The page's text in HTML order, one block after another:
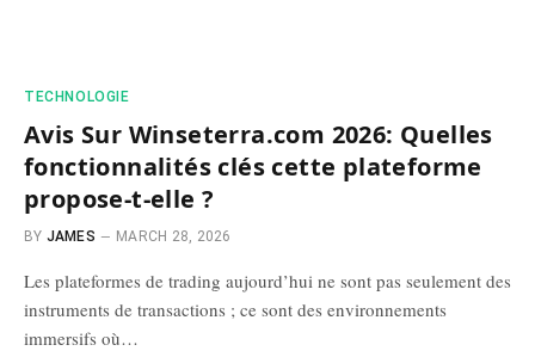
TECHNOLOGIE
Avis Sur Winseterra.com 2026: Quelles
fonctionnalités clés cette plateforme
propose-t-elle ?
BY JAMES MARCH 28, 2026
Les plateformes de trading aujourd’hui ne sont pas seulement des
instruments de transactions ; ce sont des environnements
immersifs où…